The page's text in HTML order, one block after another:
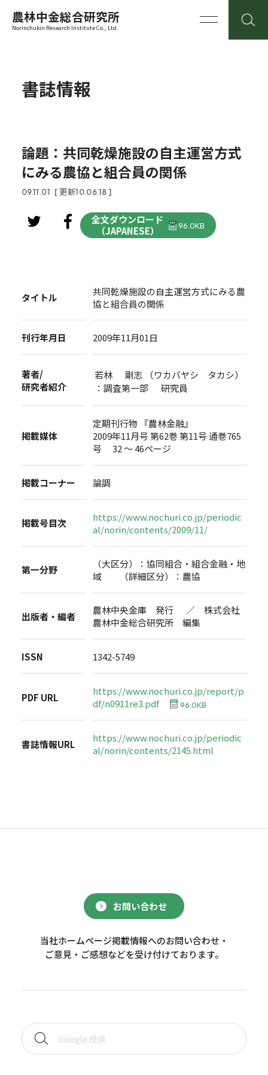
農林中金総合研究所
Norinchukin Research Institute Co., Ltd.
書誌情報
論題：共同乾燥施設の自主運営方式
にみる農協と組合員の関係
09.11.01 [ 更新10.06.18 ]
全文ダウンロード
（JAPANESE）
96.0KB
タイトル
共同乾燥施設の自主運営方式にみる農
協と組合員の関係
刊行年月日 2009年11月01日
著者/
研究者紹介
若林 剛志 （ワカバヤシ タカシ）
：調査第一部 研究員
掲載媒体
定期刊行物 『農林金融』
2009年11月号 第62巻 第11号 通巻765
号 32 ～ 46ページ
掲載コーナー 論調
掲載号目次
https://www.nochuri.co.jp/periodic
al/norin/contents/2009/11/
第一分野
（大区分）：協同組合・組合金融・地
域 （詳細区分）：農協
出版者・編者
農林中央金庫 発行 ／ 株式会社
農林中金総合研究所 編集
ISSN 1342-5749
PDF URL
https://www.nochuri.co.jp/report/p
df/n0911re3.pdf
96.0KB
書誌情報URL
https://www.nochuri.co.jp/periodic
al/norin/contents/2145.html
お問い合わせ
当社ホームページ掲載情報へのお問い合わせ・
ご意見・ご感想などを受け付けております。